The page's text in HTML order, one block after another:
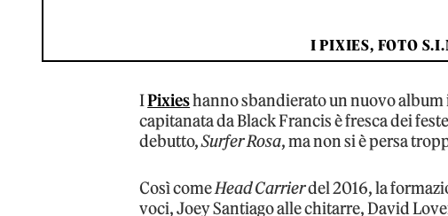
I PIXIES, FOTO
IPixieshanno sbandierato un nuovo album
capitanata da Black Francis è fresca dei
debutto,Surfer Rosa, ma non si è persa
Così comeHead Carrierdel 2016, la
voci, Joey Santiago alle chitarre, David